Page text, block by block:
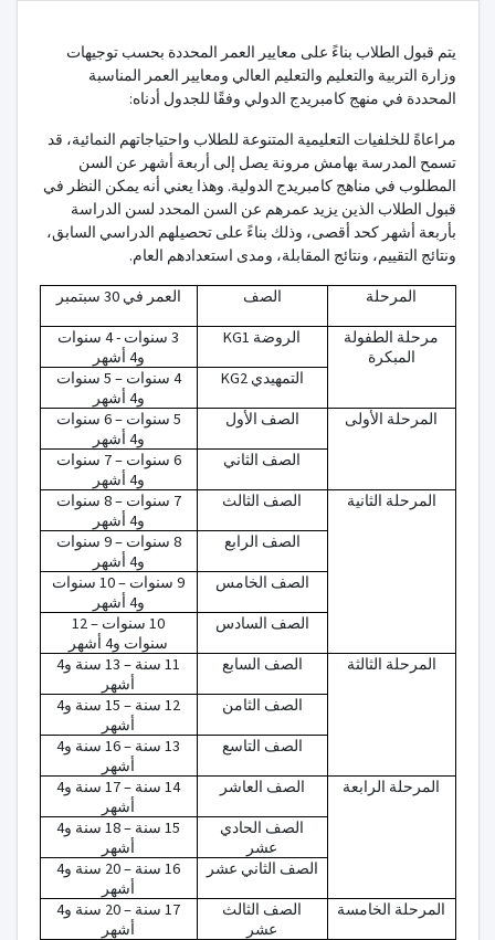
يتم قبول الطلاب بناءً على معايير العمر المحددة بحسب توجيهات
وزارة التربية والتعليم والتعليم العالي ومعايير العمر المناسبة
المحددة في منهج كامبريدج الدولي وفقًا للجدول أدناه:
مراعاةً للخلفيات التعليمية المتنوعة للطلاب واحتياجاتهم النمائية، قد
تسمح المدرسة بهامش مرونة يصل إلى أربعة أشهر عن السن
المطلوب في مناهج كامبريدج الدولية. وهذا يعني أنه يمكن النظر في
قبول الطلاب الذين يزيد عمرهم عن السن المحدد لسن الدراسة
بأربعة أشهر كحد أقصى، وذلك بناءً على تحصيلهم الدراسي السابق،
ونتائج التقييم، ونتائج المقابلة، ومدى استعدادهم العام.
العمر في 30 سبتمبر الصف المرحلة
3 سنوات - 4 سنوات
و4 أشهر
KG1 الروضة
مرحلة الطفولة
المبكرة
4 سنوات – 5 سنوات
و4 أشهر
KG2 التمهيدي
5 سنوات – 6 سنوات
و4 أشهر
الصف الأول المرحلة الأولى
6 سنوات – 7 سنوات
و4 أشهر
الصف الثاني
7 سنوات – 8 سنوات
و4 أشهر
الصف الثالث المرحلة الثانية
8 سنوات – 9 سنوات
و4 أشهر
الصف الرابع
9 سنوات – 10 سنوات
و4 أشهر
الصف الخامس
10 سنوات – 12
سنوات و4 أشهر
الصف السادس
11 سنة – 13 سنة و4
أشهر
الصف السابع المرحلة الثالثة
12 سنة – 15 سنة و4
أشهر
الصف الثامن
13 سنة – 16 سنة و4
أشهر
الصف التاسع
14 سنة – 17 سنة و4
أشهر
الصف العاشر المرحلة الرابعة
15 سنة – 18 سنة و4
أشهر
الصف الحادي
عشر
16 سنة – 20 سنة و4
أشهر
الصف الثاني عشر
17 سنة – 20 سنة و4
أشهر
الصف الثالث
عشر
المرحلة الخامسة